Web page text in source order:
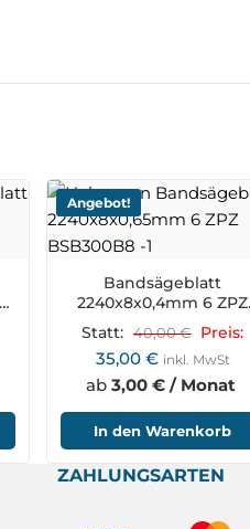
Angebot!
Bandsägeblatt
2240x8x0,4mm 6 ZPZ
BSB300B8
Statt: 40,00€ Preis:
35,00 € inkl. MwSt
ab 3,00 € / Monat
In den Warenkorb
ZAHLUNGSARTEN